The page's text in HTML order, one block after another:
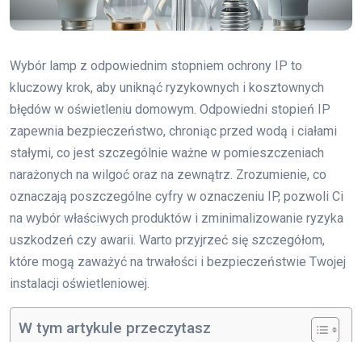
Wybór lamp z odpowiednim stopniem ochrony IP to
kluczowy krok, aby uniknąć ryzykownych i kosztownych
błędów w oświetleniu domowym. Odpowiedni stopień IP
zapewnia bezpieczeństwo, chroniąc przed wodą i ciałami
stałymi, co jest szczególnie ważne w pomieszczeniach
narażonych na wilgoć oraz na zewnątrz. Zrozumienie, co
oznaczają poszczególne cyfry w oznaczeniu IP, pozwoli Ci
na wybór właściwych produktów i zminimalizowanie ryzyka
uszkodzeń czy awarii. Warto przyjrzeć się szczegółom,
które mogą zaważyć na trwałości i bezpieczeństwie Twojej
instalacji oświetleniowej.
W tym artykule przeczytasz